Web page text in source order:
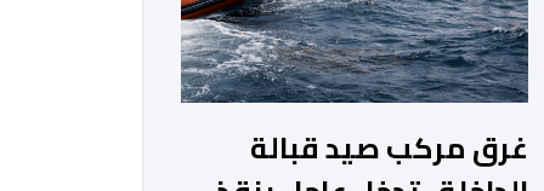
غرق مركب صيد قبالة